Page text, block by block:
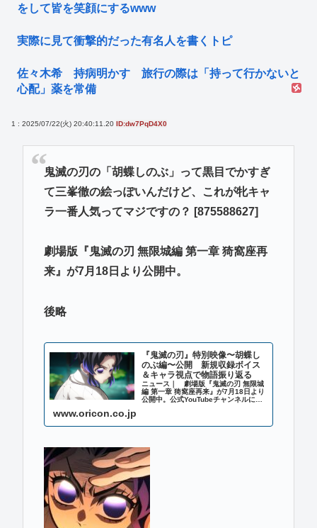
をして皆を笑顔にするwww
実際に見て衝撃的だった有名人を書くトピ
佐々木希 持病明かす 旅行の際は「持って行かないと
心配」薬を常備
1 : 2025/07/22(火) 20:40:11.20 ID:dw7PqD4X0
鬼滅の刃の「胡蝶しのぶ」って黒目でかすぎ
て三峯徹の絵っぽいんだけど、これが牝キャ
ラ一番人気ってマジですの？ [875588627]
劇場版『鬼滅の刃 無限城編 第一章 猗窩座再
来』が7月18日より公開中。
後略
『鬼滅の刃』特別映像〜胡蝶し
のぶ編〜公開 新規収録ボイス
＆キャラ視点で物語振り返る
ニュース｜ 劇場版『鬼滅の刃 無限城
編 第一章 猗窩座再来』が7月18日より
公開中。公式YouTubeチャンネルに
www.oricon.co.jp